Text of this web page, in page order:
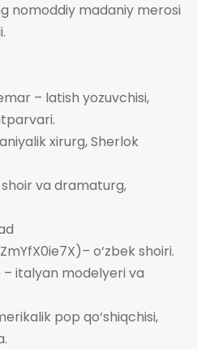
nomoddiy madaniy merosi
– latish yozuvchisi,
xirurg, Sherlok
shoir va dramaturg,
o‘zbek shoiri.
– italyan modelyeri va
pop qo‘shiqchisi,